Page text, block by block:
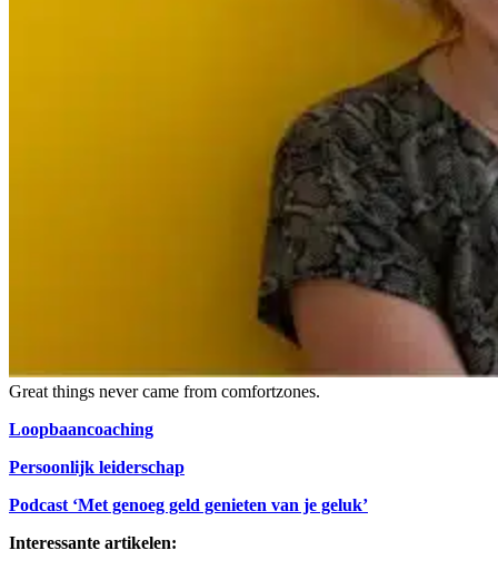
Great things never came from comfortzones.
Loopbaancoaching
Persoonlijk leiderschap
Podcast ‘Met genoeg geld genieten van je geluk’
Interessante artikelen: